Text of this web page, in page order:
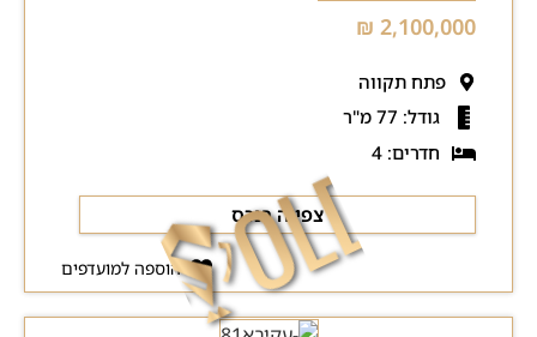
2,100,000 ₪
פתח תקווה
גודל: 77 מ"ר
חדרים: 4
צפייה בנכס
הוספה למועדפים